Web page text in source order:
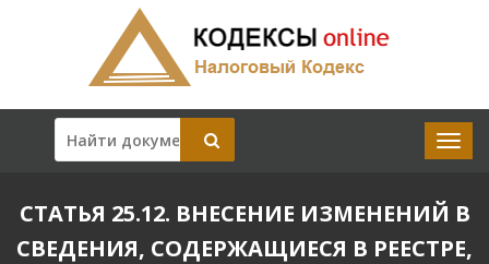
СТАТЬЯ 25.12. ВНЕСЕНИЕ ИЗМЕНЕНИЙ В
СВЕДЕНИЯ, СОДЕРЖАЩИЕСЯ В РЕЕСТРЕ,